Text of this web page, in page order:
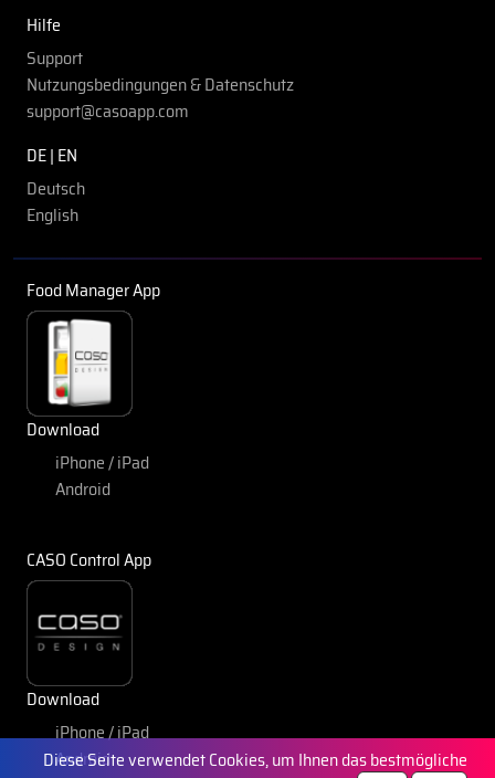
Hilfe
Support
Nutzungsbedingungen & Datenschutz
support@casoapp.com
DE | EN
Deutsch
English
Food Manager App
Download
iPhone / iPad
Android
CASO Control App
Download
iPhone / iPad
Android
Diese Seite verwendet Cookies, um Ihnen das bestmögliche